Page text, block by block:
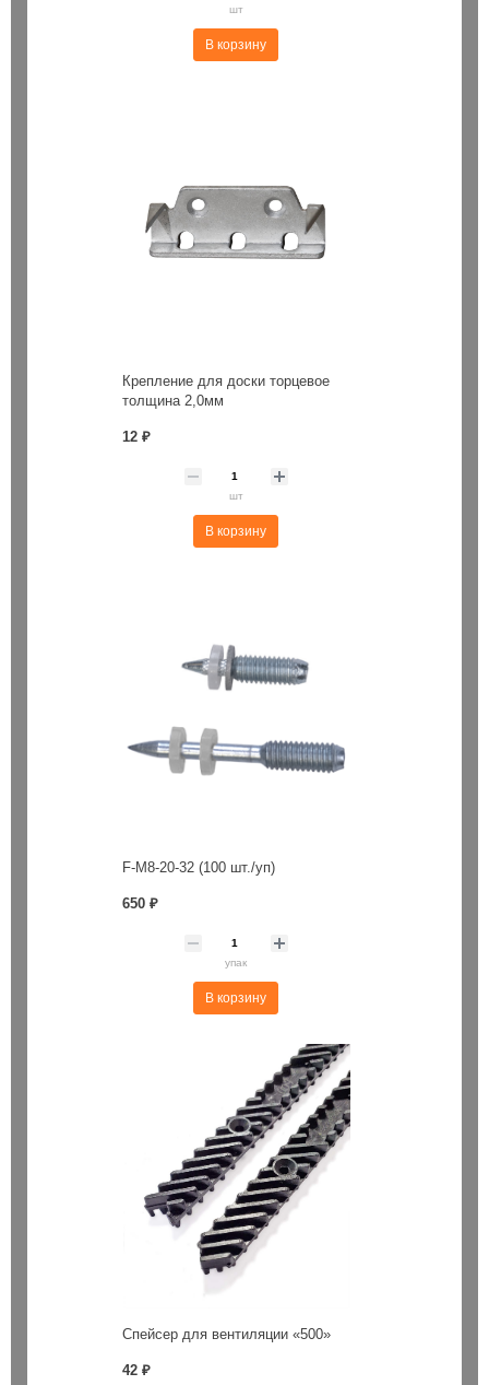
шт
В корзину
Крепление для доски торцевое
толщина 2,0мм
12 ₽
шт
В корзину
F-M8-20-32 (100 шт./уп)
650 ₽
упак
В корзину
Спейсер для вентиляции «500»
42 ₽